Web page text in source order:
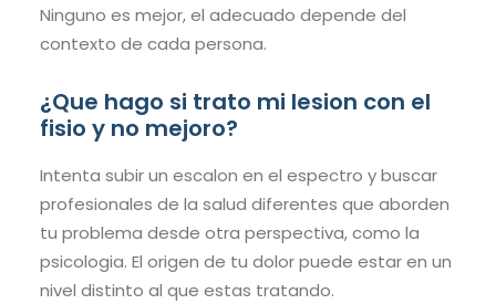
Ninguno es mejor, el adecuado depende del
contexto de cada persona.
¿Que hago si trato mi lesion con el
fisio y no mejoro?
Intenta subir un escalon en el espectro y buscar
profesionales de la salud diferentes que aborden
tu problema desde otra perspectiva, como la
psicologia. El origen de tu dolor puede estar en un
nivel distinto al que estas tratando.